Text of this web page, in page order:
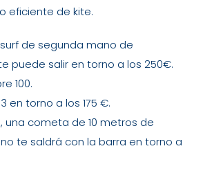
eficiente de kite.
de segunda mano de
puede salir en torno a los 250€.
100.
en torno a los 175 €.
una cometa de 10 metros de
te saldrá con la barra en torno a